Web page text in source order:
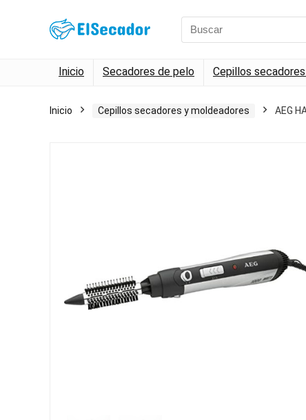
Search
for:
Inicio Secadores de pelo Cepillos
Inicio Cepillos secadores y moldeadores AEG